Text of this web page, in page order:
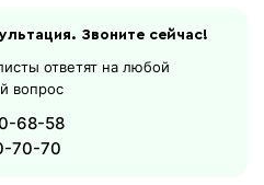
Звоните сейчас!
ответят на любой
вопрос
68-58
70-70